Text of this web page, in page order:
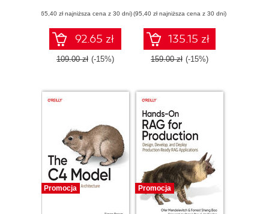
Quality Assurance
(65,40 zł najniższa cena z 30 dni)
92.65 zł
109.00 zł (-15%)
(95,40 zł najniższa cena z 30 dni)
135.15 zł
159.00 zł (-15%)
Promocja Promocja